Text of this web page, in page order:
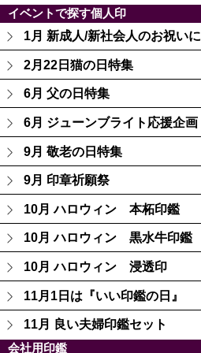
イベントで探す個人印
1月 新成人/新社会人のお祝いに
2月22日猫の日特集
6月 父の日特集
6月 ジューンブライト応援企画
9月 敬老の日特集
9月 印章祈願祭
10月 ハロウィン 本柘印鑑
10月 ハロウィン 黒水牛印鑑
10月 ハロウィン 浸透印
11月1日は『いい印鑑の日』
11月 良い夫婦印鑑セット
会社用印鑑